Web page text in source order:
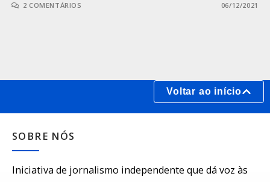
2 COMENTÁRIOS 06/12/2021
Voltar ao início
SOBRE NÓS
Iniciativa de jornalismo independente que dá voz às